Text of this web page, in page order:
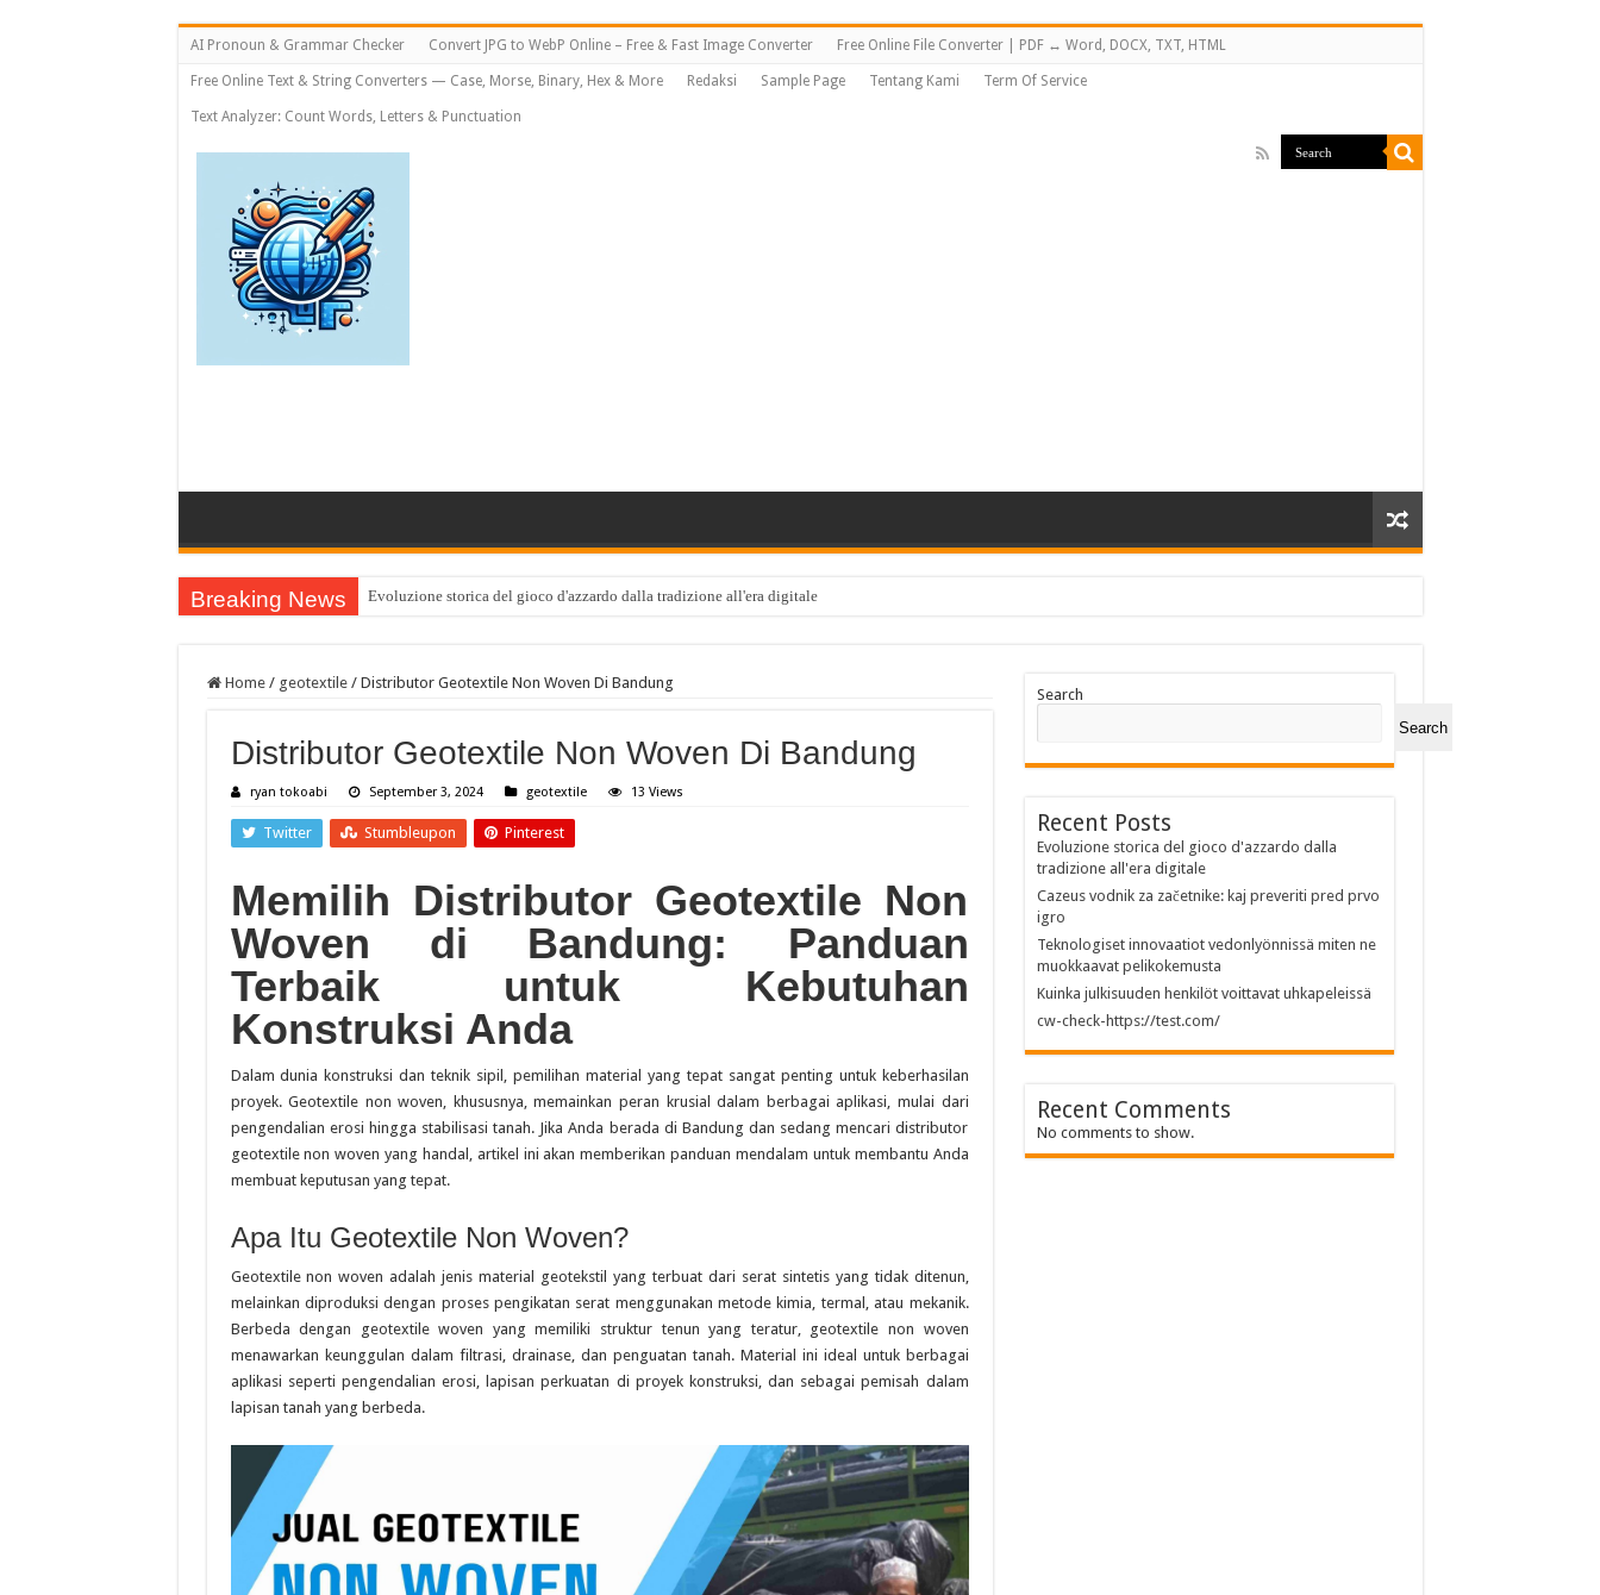
AI Pronoun & Grammar Checker Convert JPG to WebP Online – Free & Fast Image Converter Free Online File Converter | PDF ↔ Word, DOCX, TXT, HTML
Free Online Text & String Converters — Case, Morse, Binary, Hex & More Redaksi Sample Page Tentang Kami Term Of Service
Text Analyzer: Count Words, Letters & Punctuation
Breaking News Evoluzione storica del gioco d'azzardo dalla tradizione all'era digitale
Home / geotextile / Distributor Geotextile Non Woven Di Bandung
Distributor Geotextile Non Woven Di Bandung
ryan tokoabi September 3, 2024 geotextile 13 Views
Twitter Stumbleupon Pinterest
Memilih Distributor Geotextile Non
Woven di Bandung: Panduan
Terbaik untuk Kebutuhan
Konstruksi Anda
Dalam dunia konstruksi dan teknik sipil, pemilihan material yang tepat sangat penting untuk keberhasilan
proyek. Geotextile non woven, khususnya, memainkan peran krusial dalam berbagai aplikasi, mulai dari
pengendalian erosi hingga stabilisasi tanah. Jika Anda berada di Bandung dan sedang mencari distributor
geotextile non woven yang handal, artikel ini akan memberikan panduan mendalam untuk membantu Anda
membuat keputusan yang tepat.
Apa Itu Geotextile Non Woven?
Geotextile non woven adalah jenis material geotekstil yang terbuat dari serat sintetis yang tidak ditenun,
melainkan diproduksi dengan proses pengikatan serat menggunakan metode kimia, termal, atau mekanik.
Berbeda dengan geotextile woven yang memiliki struktur tenun yang teratur, geotextile non woven
menawarkan keunggulan dalam filtrasi, drainase, dan penguatan tanah. Material ini ideal untuk berbagai
aplikasi seperti pengendalian erosi, lapisan perkuatan di proyek konstruksi, dan sebagai pemisah dalam
lapisan tanah yang berbeda.
Search
Search
Recent Posts
Evoluzione storica del gioco d'azzardo dalla
tradizione all'era digitale
Cazeus vodnik za začetnike: kaj preveriti pred prvo
igro
Teknologiset innovaatiot vedonlyönnissä miten ne
muokkaavat pelikokemusta
Kuinka julkisuuden henkilöt voittavat uhkapeleissä
cw-check-https://test.com/
Recent Comments
No comments to show.